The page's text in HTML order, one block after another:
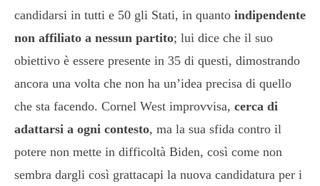
candidarsi in tutti e 50 gli Stati, in quanto indipendente
non affiliato a nessun partito; lui dice che il suo
obiettivo è essere presente in 35 di questi, dimostrando
ancora una volta che non ha un’idea precisa di quello
che sta facendo. Cornel West improvvisa, cerca di
adattarsi a ogni contesto, ma la sua sfida contro il
potere non mette in difficoltà Biden, così come non
sembra dargli così grattacapi la nuova candidatura per i